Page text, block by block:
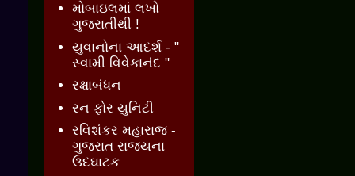
મોબાઇલમાં લખો
ગુજરાતીથી !
યુવાનોના આદર્શ - "
સ્વામી વિવેકાનંદ "
રક્ષાબંધન
રન ફોર યુનિટી
રવિશંકર મહારાજ -
ગુજરાત રાજ્યના
ઉદઘાટક